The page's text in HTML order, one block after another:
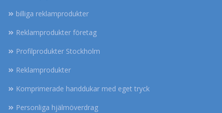
billiga reklamprodukter
Reklamprodukter företag
Profilprodukter Stockholm
Reklamprodukter
Komprimerade handdukar med eget tryck
Personliga hjälmöverdrag